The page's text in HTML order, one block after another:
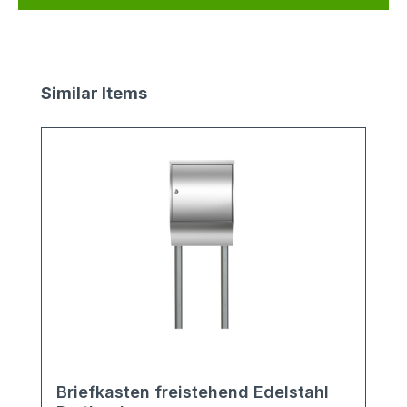
Produktgalerie überspringen
Similar Items
Briefkasten freistehend Edelstahl